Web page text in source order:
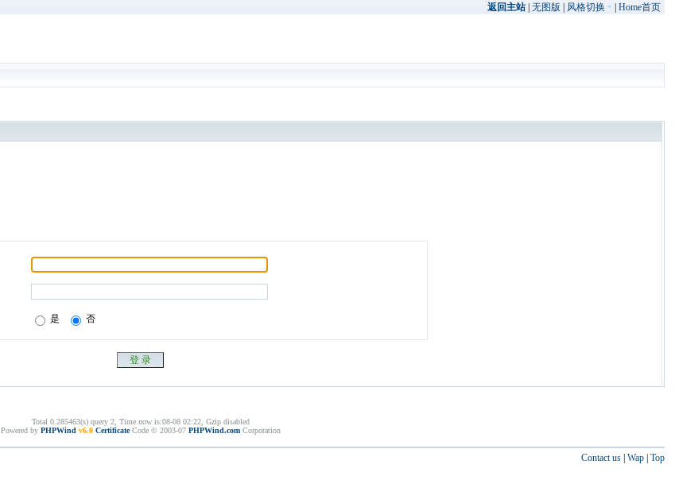
返回主站| 无图版 风格切换 Home首页
是 否
Total 0.285463(s) query 2, Time now is:08-08 02:22, Gzip disabled
Powered by PHPWind v6.0 CertificateCode © 2003-07 PHPWind.com Corporation
Contact us| Wap| Top